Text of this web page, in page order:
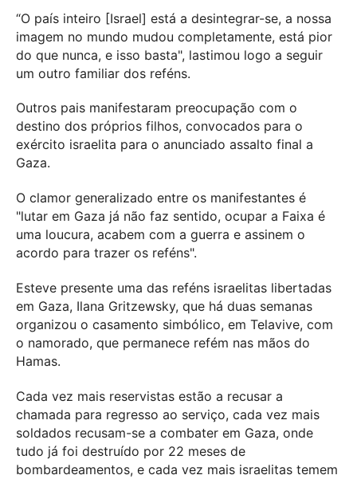
“O país inteiro [Israel] está a desintegrar-se, a nossa
imagem no mundo mudou completamente, está pior
do que nunca, e isso basta", lastimou logo a seguir
um outro familiar dos reféns.
Outros pais manifestaram preocupação com o
destino dos próprios filhos, convocados para o
exército israelita para o anunciado assalto final a
Gaza.
O clamor generalizado entre os manifestantes é
"lutar em Gaza já não faz sentido, ocupar a Faixa é
uma loucura, acabem com a guerra e assinem o
acordo para trazer os reféns".
Esteve presente uma das reféns israelitas libertadas
em Gaza, Ilana Gritzewsky, que há duas semanas
organizou o casamento simbólico, em Telavive, com
o namorado, que permanece refém nas mãos do
Hamas.
Cada vez mais reservistas estão a recusar a
chamada para regresso ao serviço, cada vez mais
soldados recusam-se a combater em Gaza, onde
tudo já foi destruído por 22 meses de
bombardeamentos, e cada vez mais israelitas temem